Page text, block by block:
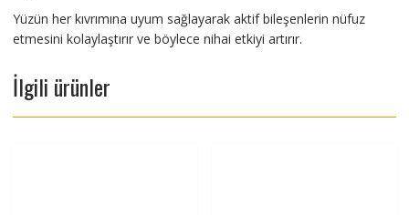
Yüzün her kıvrımına uyum sağlayarak aktif bileşenlerin nüfuz
etmesini kolaylaştırır ve böylece nihai etkiyi artırır.
İlgili ürünler